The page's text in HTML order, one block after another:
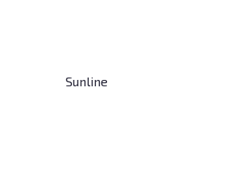
Sunline